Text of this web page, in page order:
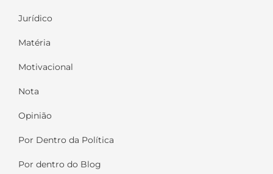
Jurídico
Matéria
Motivacional
Nota
Opinião
Por Dentro da Política
Por dentro do Blog